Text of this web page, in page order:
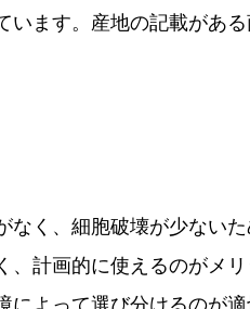
います。産地の記載があ
なく、細胞破壊が少ない
、計画的に使えるのがメ